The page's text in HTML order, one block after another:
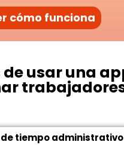
cómo funciona
usar una
tiempo administrativo